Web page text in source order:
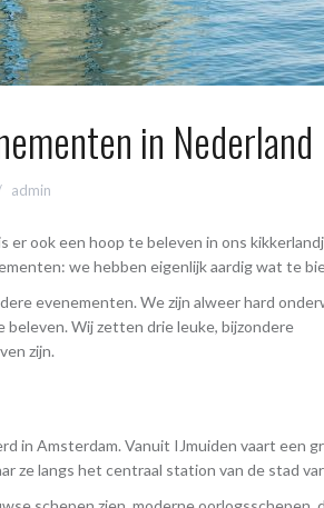
in Nederland
admin
er ook een hoop te beleven in ons
we hebben eigenlijk aardig wat te
evenementen. We zijn alweer hard
beleven. Wij zetten drie leuke, bijzondere
zijn.
in Amsterdam. Vanuit IJmuiden vaart een
ze langs het centraal station van de stad